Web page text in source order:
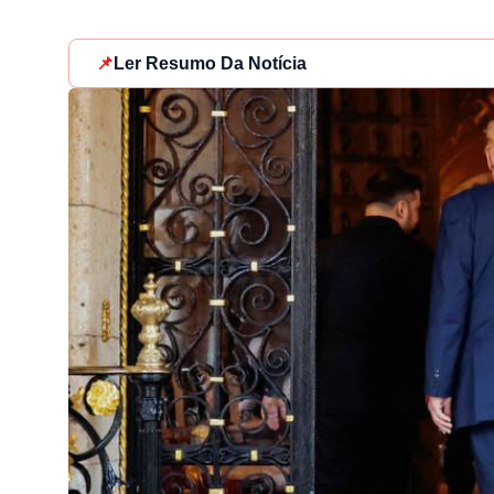
📌 Ler Resumo Da Notícia